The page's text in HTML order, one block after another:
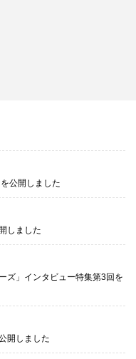
公開しました
しました
ズ」インタビュー特集第3回を
開しました